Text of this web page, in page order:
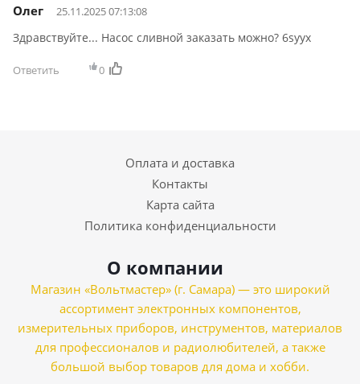
Олег 25.11.2025 07:13:08
Здравствуйте... Насос сливной заказать можно? 6syyx
Ответить 0
Оплата и доставка
Контакты
Карта сайта
Политика конфиденциальности
О компании
Магазин «Вольтмастер» (г. Самара) — это широкий
ассортимент электронных компонентов,
измерительных приборов, инструментов, материалов
для профессионалов и радиолюбителей, а также
большой выбор товаров для дома и хобби.